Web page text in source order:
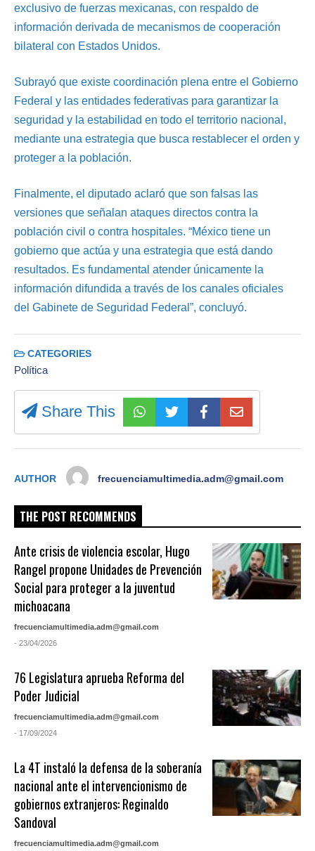
exclusivo de fuerzas mexicanas, con respaldo de
información derivada de mecanismos de cooperación
bilateral con Estados Unidos.
Subrayó que existe coordinación plena entre el Gobierno
Federal y las entidades federativas para garantizar la
seguridad y la estabilidad en todo el territorio nacional,
mediante una estrategia que busca restablecer el orden y
proteger a la población.
Finalmente, el diputado aclaró que son falsas las
versiones que señalan ataques directos contra la
población civil o contra hospitales. “México tiene un
gobierno que actúa y una estrategia que está dando
resultados. Es fundamental atender únicamente la
información difundida a través de los canales oficiales
del Gabinete de Seguridad Federal”, concluyó.
CATEGORIES
Política
Share This
AUTHOR frecuenciamultimedia.adm@gmail.com
THE POST RECOMMENDS
Ante crisis de violencia escolar, Hugo
Rangel propone Unidades de Prevención
Social para proteger a la juventud
michoacana
frecuenciamultimedia.adm@gmail.com
- 23/04/2026
76 Legislatura aprueba Reforma del
Poder Judicial
frecuenciamultimedia.adm@gmail.com
- 17/09/2024
La 4T instaló la defensa de la soberanía
nacional ante el intervencionismo de
gobiernos extranjeros: Reginaldo
Sandoval
frecuenciamultimedia.adm@gmail.com